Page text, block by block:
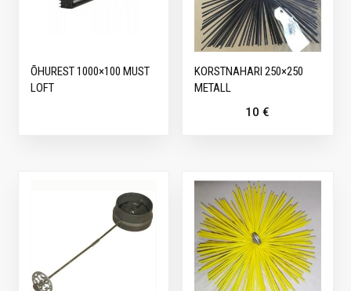
ÕHUREST 1000×100 MUST
LOFT
KORSTNAHARI 250×250
METALL
10€